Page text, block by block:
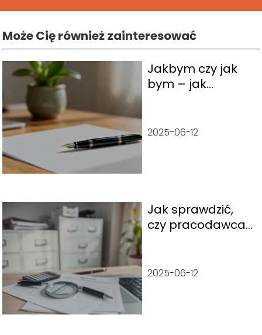
Może Cię również zainteresować
Jakbym czy jak
bym – jak
2025-06-12
Jak sprawdzić,
czy pracodawca
2025-06-12